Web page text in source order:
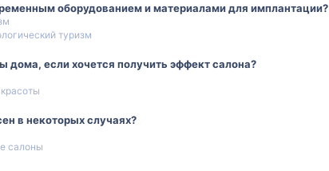
оборудованием и материалами для имплантации?
туризм
дома, если хочется получить эффект салона?
в некоторых случаях?
салоны